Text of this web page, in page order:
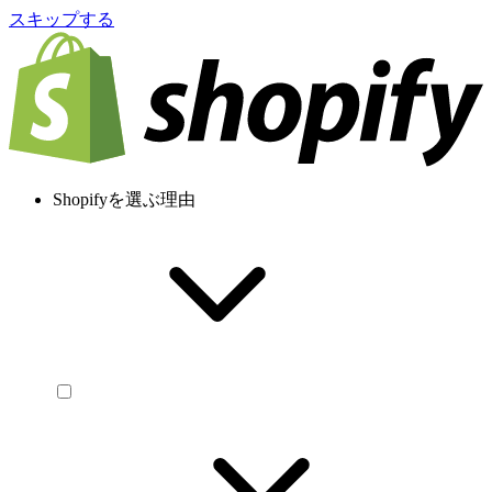
スキップする
Shopifyを選ぶ理由